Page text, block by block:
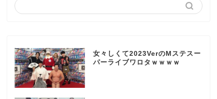
女々しくて2023VerのMステスー
パーライブワロタｗｗｗｗ